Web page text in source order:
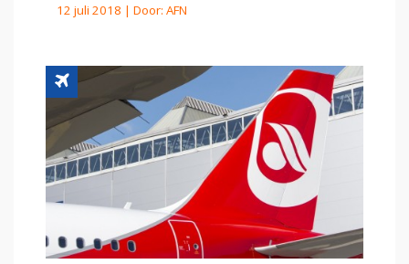
12 juli 2018 | Door: AFN